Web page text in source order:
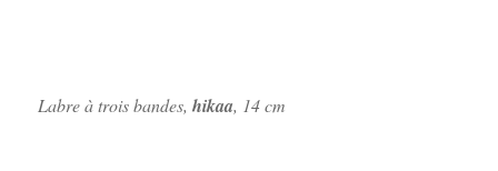
Labre à trois bandes,hikaa, 14 cm